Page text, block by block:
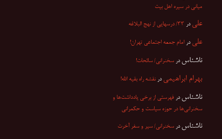
میانی در سیره اهل بیت
علی در ۳۳/ درسهایی از نهج البلاغه
علی در امام جمعه اجتماعی تهران!
ناشناس در سخنرانی/ سائحات!
بهرام ابراهیمی درنقشه راه بقیه الله!
ناشناس در فهرستی از برخی یادداشت‌ها و
سخنرانی‌ها در حوزه سیاست و حکمرانی
ناشناس در سخنرانی/ سیر و سفر آخرت